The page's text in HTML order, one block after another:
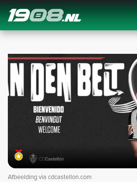
Navigation
Afbeelding via cdcastellon.com